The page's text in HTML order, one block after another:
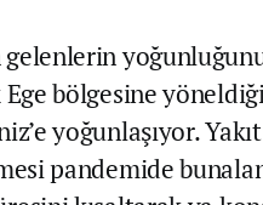
Ege bölgesine
yoğunlaşıyor.
pandemide